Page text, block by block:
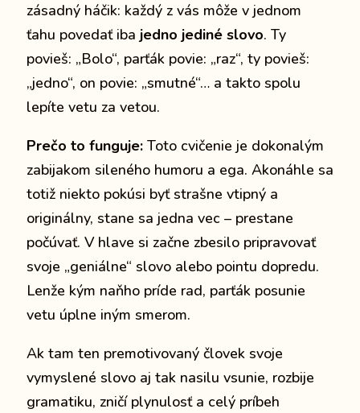
zásadný háčik: každý z vás môže v jednom
ťahu povedať iba jedno jediné slovo. Ty
povieš: „Bolo“, parťák povie: „raz“, ty povieš:
„jedno“, on povie: „smutné“… a takto spolu
lepíte vetu za vetou.
Prečo to funguje:Toto cvičenie je dokonalým
zabijakom sileného humoru a ega. Akonáhle sa
totiž niekto pokúsi byť strašne vtipný a
originálny, stane sa jedna vec – prestane
počúvať. V hlave si začne zbesilo pripravovať
svoje „geniálne“ slovo alebo pointu dopredu.
Lenže kým naňho príde rad, parťák posunie
vetu úplne iným smerom.
Ak tam ten premotivovaný človek svoje
vymyslené slovo aj tak nasilu vsunie, rozbije
gramatiku, zničí plynulosť a celý príbeh